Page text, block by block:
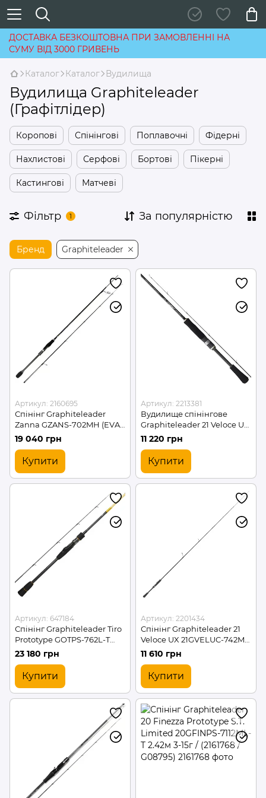
ДОСТАВКА БЕЗКОШТОВНА ПРИ ЗАМОВЛЕННІ НА
СУМУ ВІД 3000 ГРИВЕНЬ
Каталог Каталог Вудилища
Вудилища Graphiteleader
(Графітлідер)
Коропові Спінінгові Поплавочні Фідерні
Нахлистові Серфові Бортові Пікерні
Кастингові Матчеві
Фільтр 1 За популярністю
Бренд Graphiteleader
Артикул: 2160695
Спінінг Graphiteleader
Zanna GZANS-702MH (EVA)
2.13м 7-28г / (2160695 /
19 040 грн
Купити
Артикул: 2213381
Вудилище спінінгове
Graphiteleader 21 Veloce UX
21GVELUS-611H-PF 2.11м
max 21г (G18213)
11 220 грн
Купити
Артикул: 647184
Спінінг Graphiteleader Tiro
Prototype GOTPS-762L-T
2.29м 1-12г / (647184 /
23 180 грн
Купити
Артикул: 2201434
Спінінг Graphiteleader 21
Veloce UX 21GVELUC-742M
2.24м MAX1/2 / (2201434 /
11 610 грн
Купити